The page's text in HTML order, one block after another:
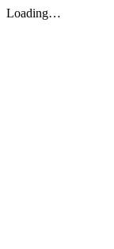
Loading…